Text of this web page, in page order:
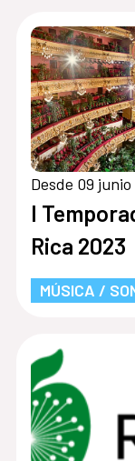
Desde 09
I
Rica 2023
MÚSICA /